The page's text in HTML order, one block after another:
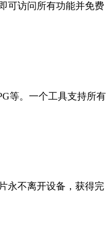
可访问所有功能并免费
等。一个工具支持所有
永不离开设备，获得完